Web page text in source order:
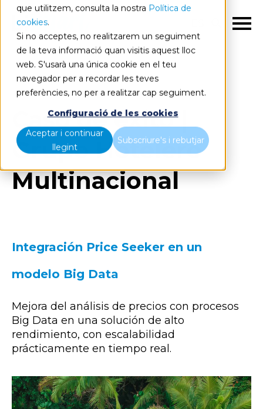
que utilitzem, consulta la nostra Política de
cookies.
Si no acceptes, no realitzarem un seguiment
de la teva informació quan visitis aquest lloc
web. S'usarà una única cookie en el teu
navegador per a recordar les teves
preferències, no per a realitzar cap seguiment.
Configuració de les cookies
Aceptar i continuar
llegint
Subscriure's i rebutjar
Caso de éxito |
Grupo Hotelero
Multinacional
Integración Price Seeker en un
modelo Big Data
Mejora del análisis de precios con procesos
Big Data en una solución de alto
rendimiento, con escalabilidad
prácticamente en tiempo real.